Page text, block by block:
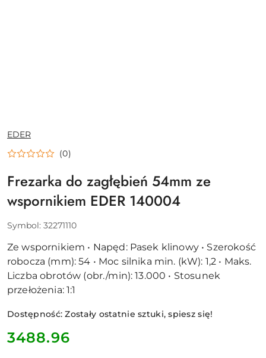
NAZWA
PRODUCENTA:
EDER
(0)
Frezarka do zagłębień 54mm ze
wspornikiem EDER 140004
Symbol: 32271110
Ze wspornikiem • Napęd: Pasek klinowy • Szerokość
robocza (mm): 54 • Moc silnika min. (kW): 1,2 • Maks.
Liczba obrotów (obr./min): 13.000 • Stosunek
przełożenia: 1:1
Dostępność:Zostały ostatnie sztuki, spiesz się!
cena:
3488.96